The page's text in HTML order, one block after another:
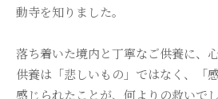
動寺を知りました。
落ち着いた境内と丁寧なご供養に、
供養は「悲しいもの」ではなく、「
感じられたことが、何よりの救いでし